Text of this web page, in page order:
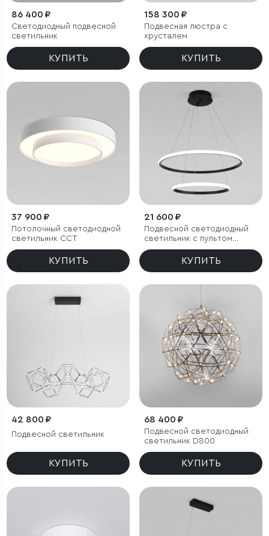
86 400 ₽
Светодиодный подвесной
светильник
КУПИТЬ
158 300 ₽
Подвесная люстра с
хрусталем
КУПИТЬ
37 900 ₽
Потолочный светодиодной
светильник CCT
КУПИТЬ
21 600 ₽
Подвесной светодиодный
светильник с пультом
управления
КУПИТЬ
42 800 ₽
Подвесной светильник
КУПИТЬ
68 400 ₽
Подвесной светодиодный
светильник D800
КУПИТЬ